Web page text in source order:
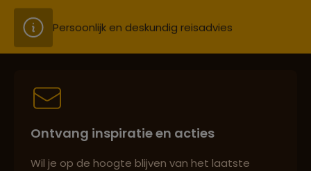
Best beoordeelde reisroutes
Ontvang inspiratie en acties
Wil je op de hoogte blijven van het laatste